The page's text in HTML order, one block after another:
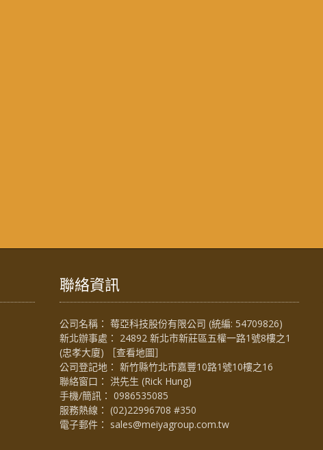
聯絡資訊
公司名稱： 莓亞科技股份有限公司 (統編: 54709826)
新北辦事處： 24892 新北市新莊區五權一路1號8樓之1
(忠孝大廈) ［查看地圖］
公司登記地： 新竹縣竹北市嘉豐10路1號10樓之16
聯絡窗口： 洪先生 (Rick Hung)
手機/簡訊： 0986535085
服務熱線： (02)22996708 #350
電子郵件： sales@meiyagroup.com.tw